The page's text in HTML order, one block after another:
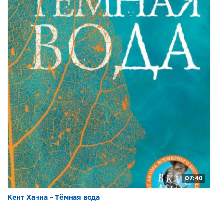
07:40
Кент Ханна – Тёмная вода